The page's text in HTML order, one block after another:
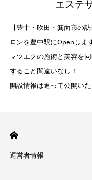
エステ
【豊中・吹田・箕面市の
ロンを豊中駅にOpenしま
マツエクの施術と美容を
すること間違いなし！
開設情報は追って公開いた
運営者情報